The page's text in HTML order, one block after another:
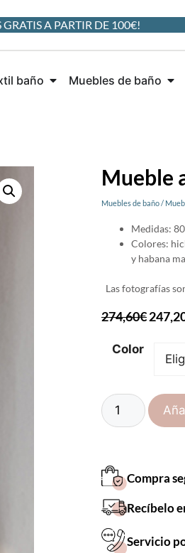
GRATIS A PARTIR DE 100€!
baño Muebles de baño
Mueble
Muebles de baño/
Medidas:
Colores:
y habana
Las fotografías
274,60€
Color
Compra
Recíbelo
Servicio